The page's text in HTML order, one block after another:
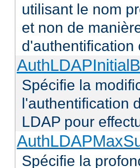
utilisant le nom
et non de
d'authentification
Spécifie la
l'authentification
LDAP pour
Spécifie la